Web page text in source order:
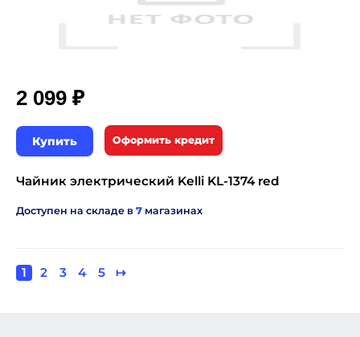
2 099 ₽
Купить Оформить кредит
Чайник электрический Kelli KL-1374 red
Доступен на складе в 7 магазинах
Нумерация
Текущая
1 Page
2 Page
3 Page
4 Page
5
Следующая
↦